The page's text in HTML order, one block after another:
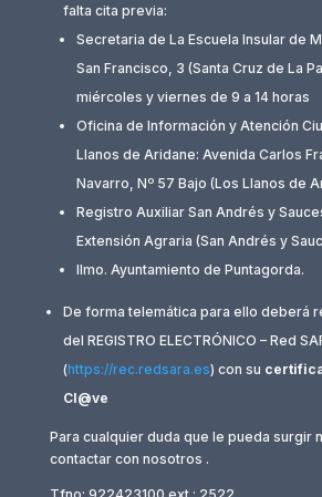
falta cita previa:
Secretaria de La Escuela Insular de
San Francisco, 3 (Santa Cruz de La
miércoles y viernes de 9 a 14 horas
Oficina de Información y Atención
Llanos de Aridane: Avenida Carlos
Navarro, Nº 57 Bajo (Los Llanos de
Registro Auxiliar San Andrés y
Extensión Agraria (San Andrés y
Ilmo. Ayuntamiento de Puntagorda.
De forma telemática para ello deberá
del REGISTRO ELECTRÓNICO – Red
(https://rec.redsara.es) con su
Cl@ve
Para cualquier duda que le pueda surgir
contactar con nosotros .